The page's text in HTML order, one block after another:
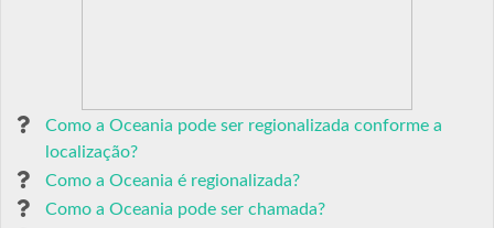
Como a Oceania pode ser regionalizada conforme a
localização?
Como a Oceania é regionalizada?
Como a Oceania pode ser chamada?